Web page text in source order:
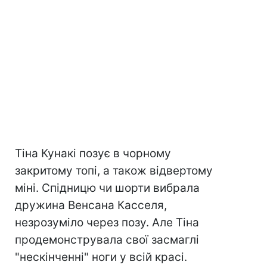
Тіна Кунакі позує в чорному
закритому топі, а також відвертому
міні. Спідницю чи шорти вибрала
дружина Венсана Касселя,
незрозуміло через позу. Але Тіна
продемонструвала свої засмаглі
"нескінченні" ноги у всій красі.